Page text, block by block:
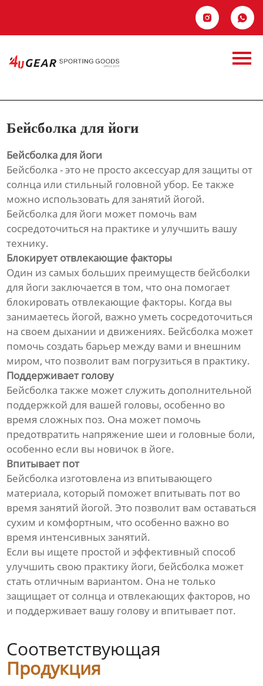
 
Контакты
Бейсболка для йоги
Бейсболка для йоги
Бейсболка для йоги
Бейсболка - это не просто аксессуар для защиты от
солнца или стильный головной убор. Ее также
можно использовать для занятий йогой.
Бейсболка для йоги может помочь вам
сосредоточиться на практике и улучшить вашу
технику.
Блокирует отвлекающие факторы
Один из самых больших преимуществ бейсболки
для йоги заключается в том, что она помогает
блокировать отвлекающие факторы. Когда вы
занимаетесь йогой, важно уметь сосредоточиться
на своем дыхании и движениях. Бейсболка может
помочь создать барьер между вами и внешним
миром, что позволит вам погрузиться в практику.
Поддерживает голову
Бейсболка также может служить дополнительной
поддержкой для вашей головы, особенно во
время сложных поз. Она может помочь
предотвратить напряжение шеи и головные боли,
особенно если вы новичок в йоге.
Впитывает пот
Бейсболка изготовлена из впитывающего
материала, который поможет впитывать пот во
время занятий йогой. Это позволит вам оставаться
сухим и комфортным, что особенно важно во
время интенсивных занятий.
Если вы ищете простой и эффективный способ
улучшить свою практику йоги, бейсболка может
стать отличным вариантом. Она не только
защищает от солнца и отвлекающих факторов, но
и поддерживает вашу голову и впитывает пот.
Соответствующая
Продукция